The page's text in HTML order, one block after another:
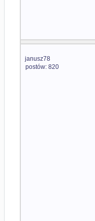
janusz78
postów: 820